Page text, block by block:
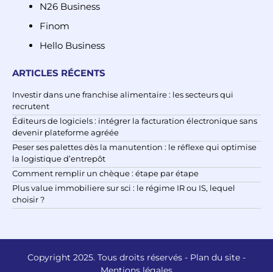
N26 Business
Finom
Hello Business
ARTICLES RÉCENTS
Investir dans une franchise alimentaire : les secteurs qui
recrutent
Éditeurs de logiciels : intégrer la facturation électronique sans
devenir plateforme agréée
Peser ses palettes dès la manutention : le réflexe qui optimise
la logistique d’entrepôt
Comment remplir un chèque : étape par étape
Plus value immobiliere sur sci : le régime IR ou IS, lequel
choisir ?
Copyright 2025. Tous droits réservés - Plan du site -